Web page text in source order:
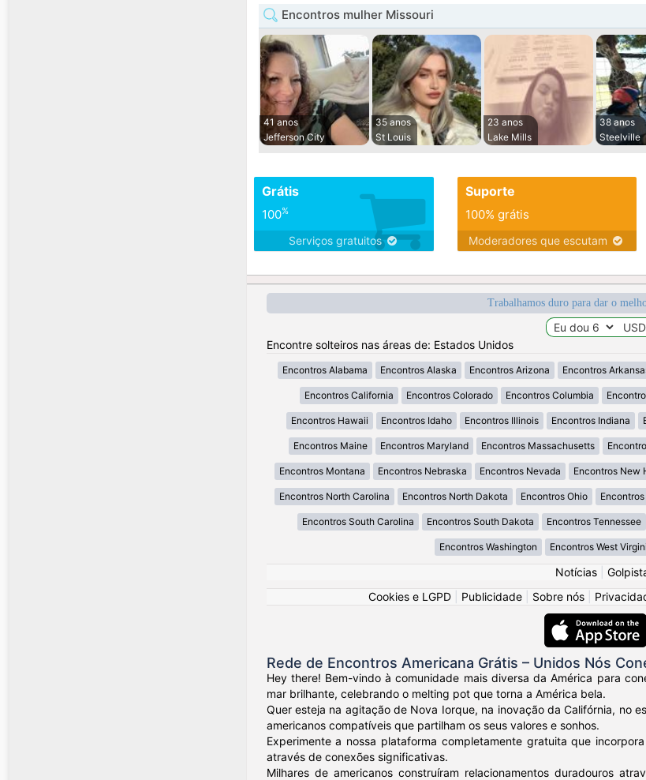
Encontros mulher Missouri
41 anos
Jefferson City
35 anos
St Louis
23 anos
Lake Mills
38 anos
Steelville
Grátis
100%
Serviços gratuitos
Suporte
100% grátis
Moderadores que escutam
Trabalhamos duro para dar o
Encontre solteiros nas áreas de: Estados Unidos
Encontros Alabama Encontros Alaska Encontros Arizona Encontros
Encontros California Encontros Colorado Encontros Columbia
Encontros Hawaii Encontros Idaho Encontros Illinois Encontros Indiana
Encontros Maine Encontros Maryland Encontros Massachusetts
Encontros Montana Encontros Nebraska Encontros Nevada Encontros New
Encontros North Carolina Encontros North Dakota Encontros Ohio
Encontros South Carolina Encontros South Dakota Encontros Tennessee
Encontros Washington Encontros West
Notícias
Cookies e LGPD
Publicidade Sobre nós
Rede de Encontros Americana Grátis – Unidos Nós
Hey there! Bem-vindo à comunidade mais diversa da América para
mar brilhante, celebrando o melting pot que torna a América bela.
Quer esteja na agitação de Nova Iorque, na inovação da Califórnia, no
americanos compatíveis que partilham os seus valores e sonhos.
Experimente a nossa plataforma completamente gratuita que
através de conexões significativas.
Milhares de americanos construíram relacionamentos duradouros